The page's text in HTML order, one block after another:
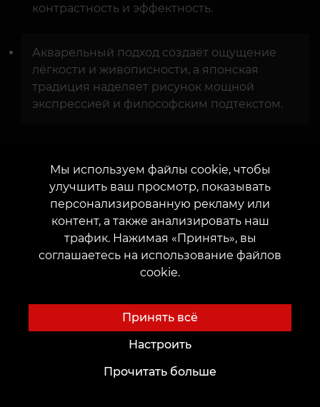
контрастность и эффектность.
Акварельный подход создаёт ощущение
лёгкости и живописности, а японская
традиция наделяет рисунок мощной
экспрессией и философским подтекстом.
элементы с механическими структурами,
создавая уникальный, футуристичный
образ.
Выбор стиля позволяет сделать рисунок
смыслом.
Мы используем файлы cookie, чтобы
улучшить ваш просмотр, показывать
персонализированную рекламу или
контент, а также анализировать наш
трафик. Нажимая «Принять», вы
соглашаетесь на использование файлов
cookie.
Принять всё
Настроить
Прочитать больше